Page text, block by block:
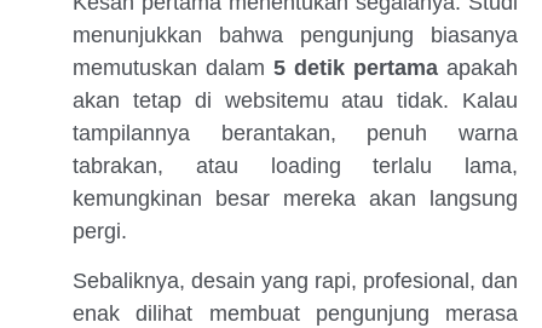
menunjukkan bahwa pengunjung biasanya
memutuskan dalam 5 detik pertama apakah
akan tetap di websitemu atau tidak. Kalau
tampilannya berantakan, penuh warna
tabrakan, atau loading terlalu lama,
kemungkinan besar mereka akan langsung
pergi.
Sebaliknya, desain yang rapi, profesional, dan
enak dilihat membuat pengunjung merasa